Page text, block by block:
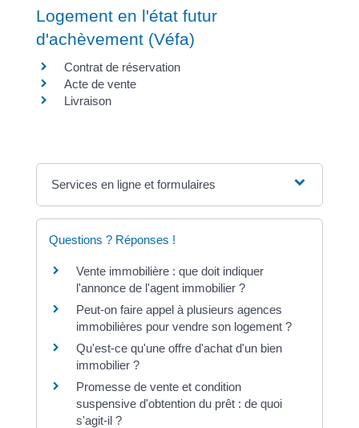
Logement en l'état futur
d'achèvement (Véfa)
Contrat de réservation
Acte de vente
Livraison
Services en ligne et formulaires
Questions ? Réponses !
Vente immobilière : que doit indiquer
l'annonce de l'agent immobilier ?
Peut-on faire appel à plusieurs agences
immobilières pour vendre son logement ?
Qu'est-ce qu'une offre d'achat d'un bien
immobilier ?
Promesse de vente et condition
suspensive d'obtention du prêt : de quoi
s'agit-il ?